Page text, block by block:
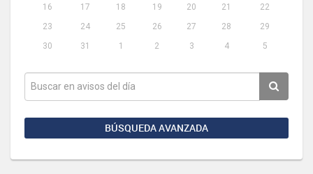
16
17 18 19 20 21
22
23
24 25 26 27 28
29
30
31 1 2 3 4 5
BÚSQUEDA AVANZADA